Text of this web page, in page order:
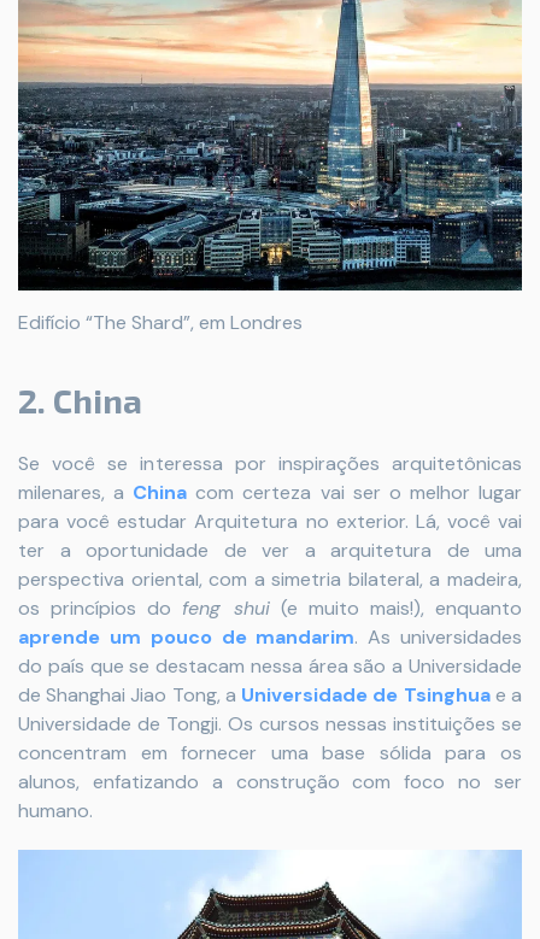
Edifício “The Shard”, em Londres
2. China
Se você se interessa por inspirações arquitetônicas
milenares, a China com certeza vai ser o melhor lugar
para você estudar Arquitetura no exterior. Lá, você vai
ter a oportunidade de ver a arquitetura de uma
perspectiva oriental, com a simetria bilateral, a madeira,
os princípios do feng shui(e muito mais!), enquanto
aprende um pouco de mandarim. As universidades
do país que se destacam nessa área são a Universidade
de Shanghai Jiao Tong, a Universidade de Tsinghuae a
Universidade de Tongji. Os cursos nessas instituições se
concentram em fornecer uma base sólida para os
alunos, enfatizando a construção com foco no ser
humano.